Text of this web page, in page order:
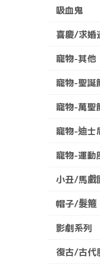
吸血鬼
喜慶/求婚
寵物-其他
寵物-聖誕
寵物-萬聖
寵物-迪士
寵物-運動
小丑/馬戲
帽子/髮箍
影劇系列
復古/古代